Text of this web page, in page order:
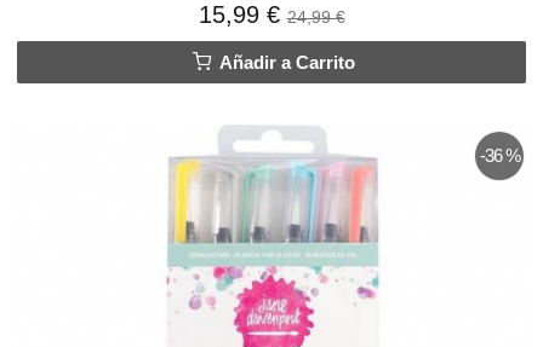
15,99 €24,99 €
Añadir a Carrito
-36 %